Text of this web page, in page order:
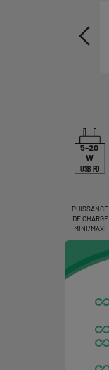
5-20
W
USB PD
PUISSANCE
DE CHARGE
MINI/MAXI